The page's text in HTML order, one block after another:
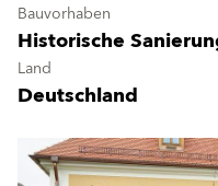
Bauvorhaben
Historische
Land
Deutschland